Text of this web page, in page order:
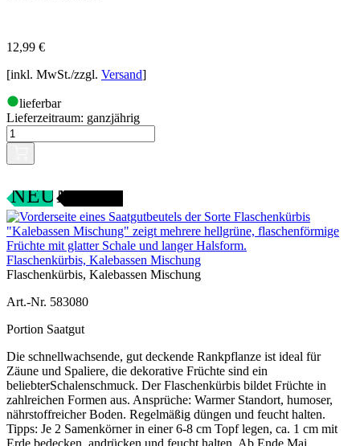
12,99 €
[inkl. MwSt./zzgl. Versand]
lieferbar
Lieferzeitraum: ganzjährig
NEU
SAMENFEST
Flaschenkürbis, Kalebassen Mischung
Flaschenkürbis, Kalebassen Mischung
Art.-Nr. 583080
Portion Saatgut
Die schnellwachsende, gut deckende Rankpflanze ist ideal für
Zäune und Spaliere, die dekorative Früchte sind ein
beliebterSchalenschmuck. Der Flaschenkürbis bildet Früchte in
zahlreichen Formen aus. Ansprüche: Warmer Standort, humoser,
nährstoffreicher Boden. Regelmäßig düngen und feucht halten.
Tipps: Je 2 Samenkörner in einer 6-8 cm Topf legen, ca. 1 cm mit
Erde bedecken, andrücken und feucht halten. Ab Ende Mai